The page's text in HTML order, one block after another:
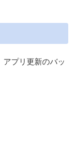
プリ更新のバッ